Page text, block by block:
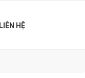
LIÊN HỆ